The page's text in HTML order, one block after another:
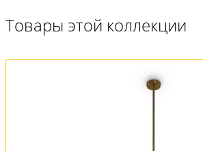
Товары этой коллекции